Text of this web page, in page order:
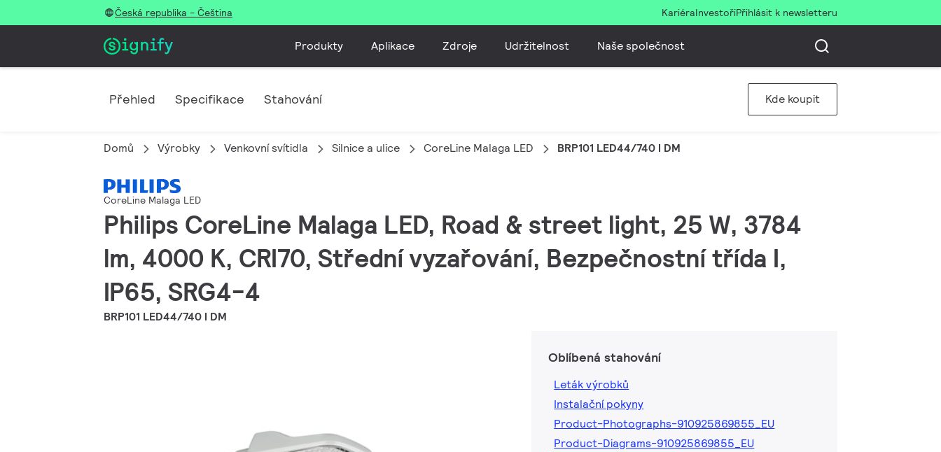
Česká republika - Čeština KariéraInvestořiPřihlásit k newsletteru
Produkty Aplikace Zdroje Udržitelnost Naše společnost
Přehled Specifikace Stahování Kde koupit
Domů Výrobky Venkovní svítidla Silnice a ulice CoreLine Malaga LED BRP101 LED44/740 I DM
CoreLine Malaga LED
Philips CoreLine Malaga LED, Road & street light, 25 W, 3784
lm, 4000 K, CRI70, Střední vyzařování, Bezpečnostní třída I,
IP65, SRG4-4
BRP101 LED44/740 I DM
Oblíbená stahování
Leták výrobků
Instalační pokyny
Product-Photographs-910925869855_EU
Product-Diagrams-910925869855_EU